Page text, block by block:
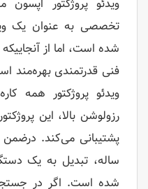
تخصصی به عنوان یک
شده است، اما از
فنی قدرتمندی بهره‌مند
ویدئو پروژکتور همه
رزولوشن بالا، این
ساله، تبدیل به یک
شده است. اگر در